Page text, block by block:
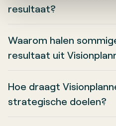
resultaat?
doelen, KPI’s en
waardoor organisaties
Waarom halen
resultaat uit
rapportage in plaats
besluitvorming.
Hoe draagt
strategische doelen?